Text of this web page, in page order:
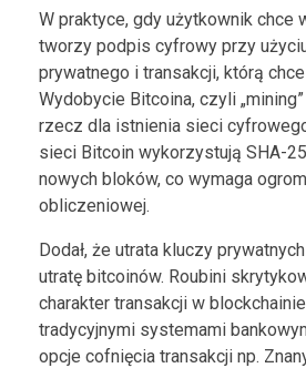
W praktyce, gdy użytkownik chce
tworzy podpis cyfrowy przy
prywatnego i transakcji, którą
Wydobycie Bitcoina, czyli
rzecz dla istnienia sieci
sieci Bitcoin wykorzystują SHA-
nowych bloków, co wymaga
obliczeniowej.
Dodał, że utrata kluczy
utratę bitcoinów. Roubini
charakter transakcji w
tradycyjnymi systemami
opcje cofnięcia transakcji np.